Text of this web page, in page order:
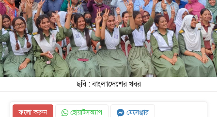
ছবি : বাংলাদেশের খবর
ফলো করুন হোয়াটসঅ্যাপ মেসেঞ্জার